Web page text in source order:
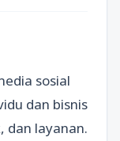
sosial
dan bisnis
dan layanan.